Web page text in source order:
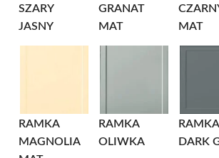
SZARY
JASNY
GRANAT
MAT
MAT
RAMKA
MAGNOLIA
RAMKA
OLIWKA
RAMKA
DARK